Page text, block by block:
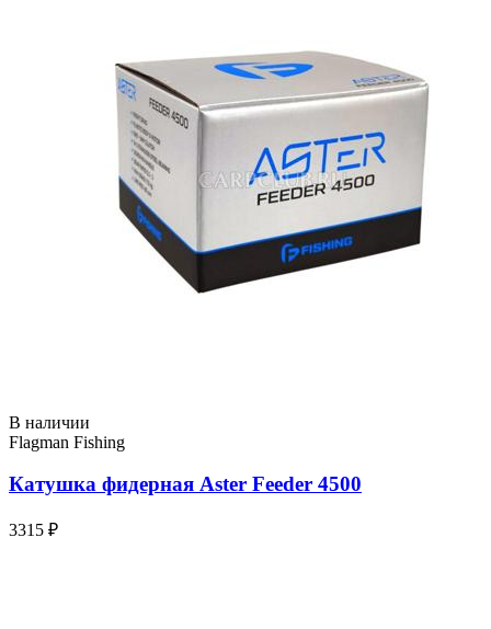
В наличии
Flagman Fishing
Катушка фидерная Aster Feeder 4500
3315 ₽